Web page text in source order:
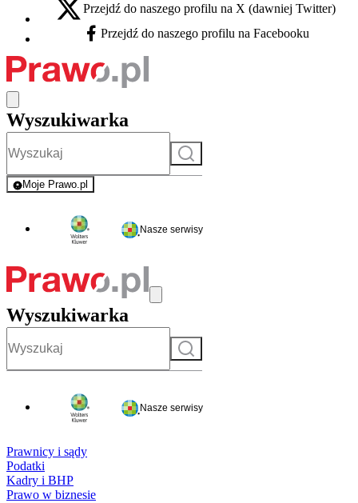
X - otwiera się w nowej karcie
Przejdź do naszego profilu na X (dawniej Twitter)
Facebook - otwiera się w nowej karcie
Przejdź do naszego profilu na Facebooku
Wyszukiwarka
Szukaj
Moje Prawo.pl
- rejestracja i logowanie do serwisu
Nasze serwisy
Wyszukiwarka
Szukaj
Nasze serwisy
Prawnicy i sądy
Podatki
Kadry i BHP
Prawo w biznesie